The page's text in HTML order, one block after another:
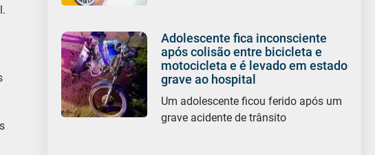
Adolescente fica inconsciente
após colisão entre bicicleta e
motocicleta e é levado em estado
grave ao hospital
Um adolescente ficou ferido após um
grave acidente de trânsito